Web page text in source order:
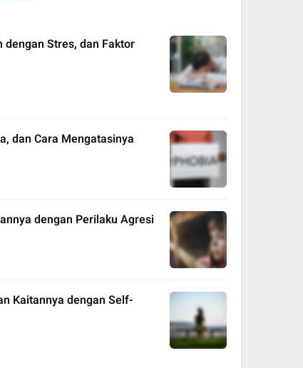
Stres, dan Faktor
dan Cara Mengatasinya
dengan Perilaku Agresi
Kaitannya dengan Self-